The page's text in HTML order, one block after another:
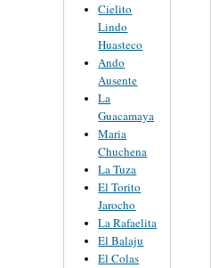
Cielito
Lindo
Huasteco
Ando
Ausente
La
Guacamaya
Maria
Chuchena
La Tuza
El Torito
Jarocho
La Rafaelita
El Balaju
El Colas